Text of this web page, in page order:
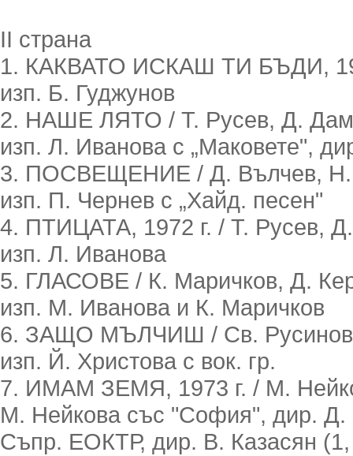
II страна
1. КАКВАТО ИСКАШ ТИ БЪДИ,
изп. Б. Гуджунов
2. НАШЕ ЛЯТО / Т. Русев, Д.
изп. Л. Иванова с „Маковете",
3. ПОСВЕЩЕНИЕ / Д. Вълчев, Н.
изп. П. Чернев с „Хайд. песен"
4. ПТИЦАТА, 1972 г. / Т. Русев,
изп. Л. Иванова
5. ГЛАСОВЕ / К. Маричков, Д.
изп. М. Иванова и К. Маричков
6. ЗАЩО МЪЛЧИШ / Св. Русинов,
изп. Й. Христова с вок. гр.
7. ИМАМ ЗЕМЯ, 1973 г. / М.
М. Нейкова със "София", дир.
Съпр. ЕОКТР, дир. В. Казасян